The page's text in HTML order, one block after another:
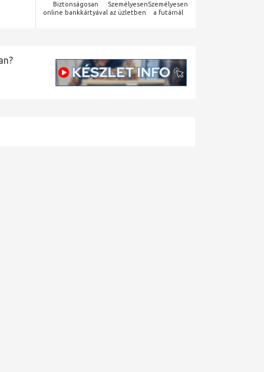
Biztonságosan
online bankkártyával
Személyesen
az üzletben
Személyesen
a futárnál